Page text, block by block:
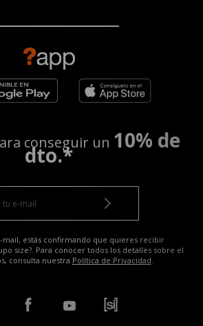
conseguir un 10% de
dto.*
mail, estás confirmando que quieres recibir
size?. Para conocer todos los detalles sobre el
consulta nuestra Política de Privacidad.